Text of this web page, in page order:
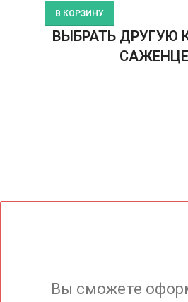
В КОРЗИНУ
ВЫБРАТЬ ДРУГУЮ
Вы сможете